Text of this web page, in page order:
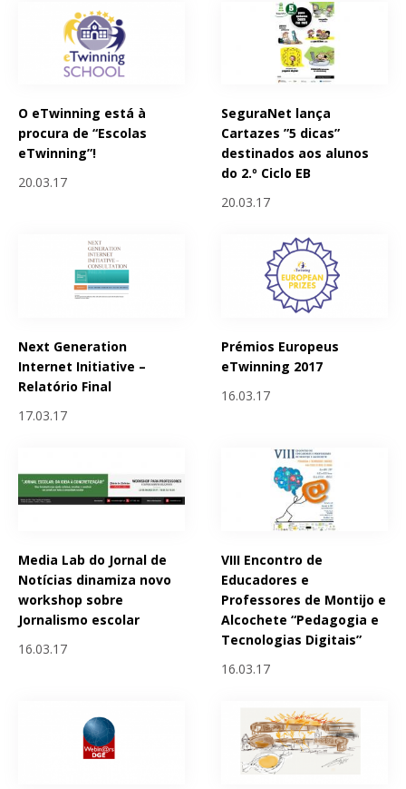
O eTwinning está à
procura de “Escolas
eTwinning”!
20.03.17
SeguraNet lança
Cartazes ”5 dicas”
destinados aos alunos
do 2.º Ciclo EB
20.03.17
Next Generation
Internet Initiative –
Relatório Final
17.03.17
Prémios Europeus
eTwinning 2017
16.03.17
Media Lab do Jornal de
Notícias dinamiza novo
workshop sobre
Jornalismo escolar
16.03.17
VIII Encontro de
Educadores e
Professores de Montijo e
Alcochete “Pedagogia e
Tecnologias Digitais”
16.03.17